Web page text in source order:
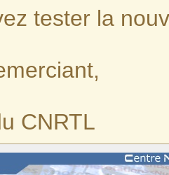
tester la
CNRTL